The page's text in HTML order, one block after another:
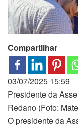
Compartilhar
03/07/2025 15:59
Presidente da
Redano (Foto:
O presidente da